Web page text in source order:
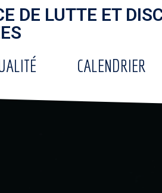
DE LUTTE ET
CALENDRIER